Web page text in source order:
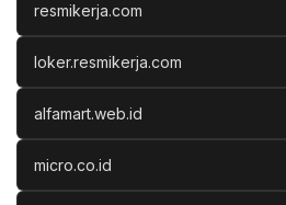
resmikerja.com
loker.resmikerja.com
alfamart.web.id
micro.co.id